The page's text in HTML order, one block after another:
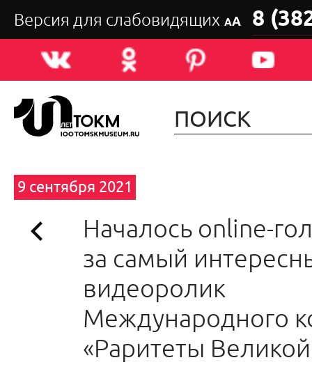
Версия для слабовидящих АА 8
9 сентября 2021
Началось online-
за самый
видеоролик
Международного
«Раритеты